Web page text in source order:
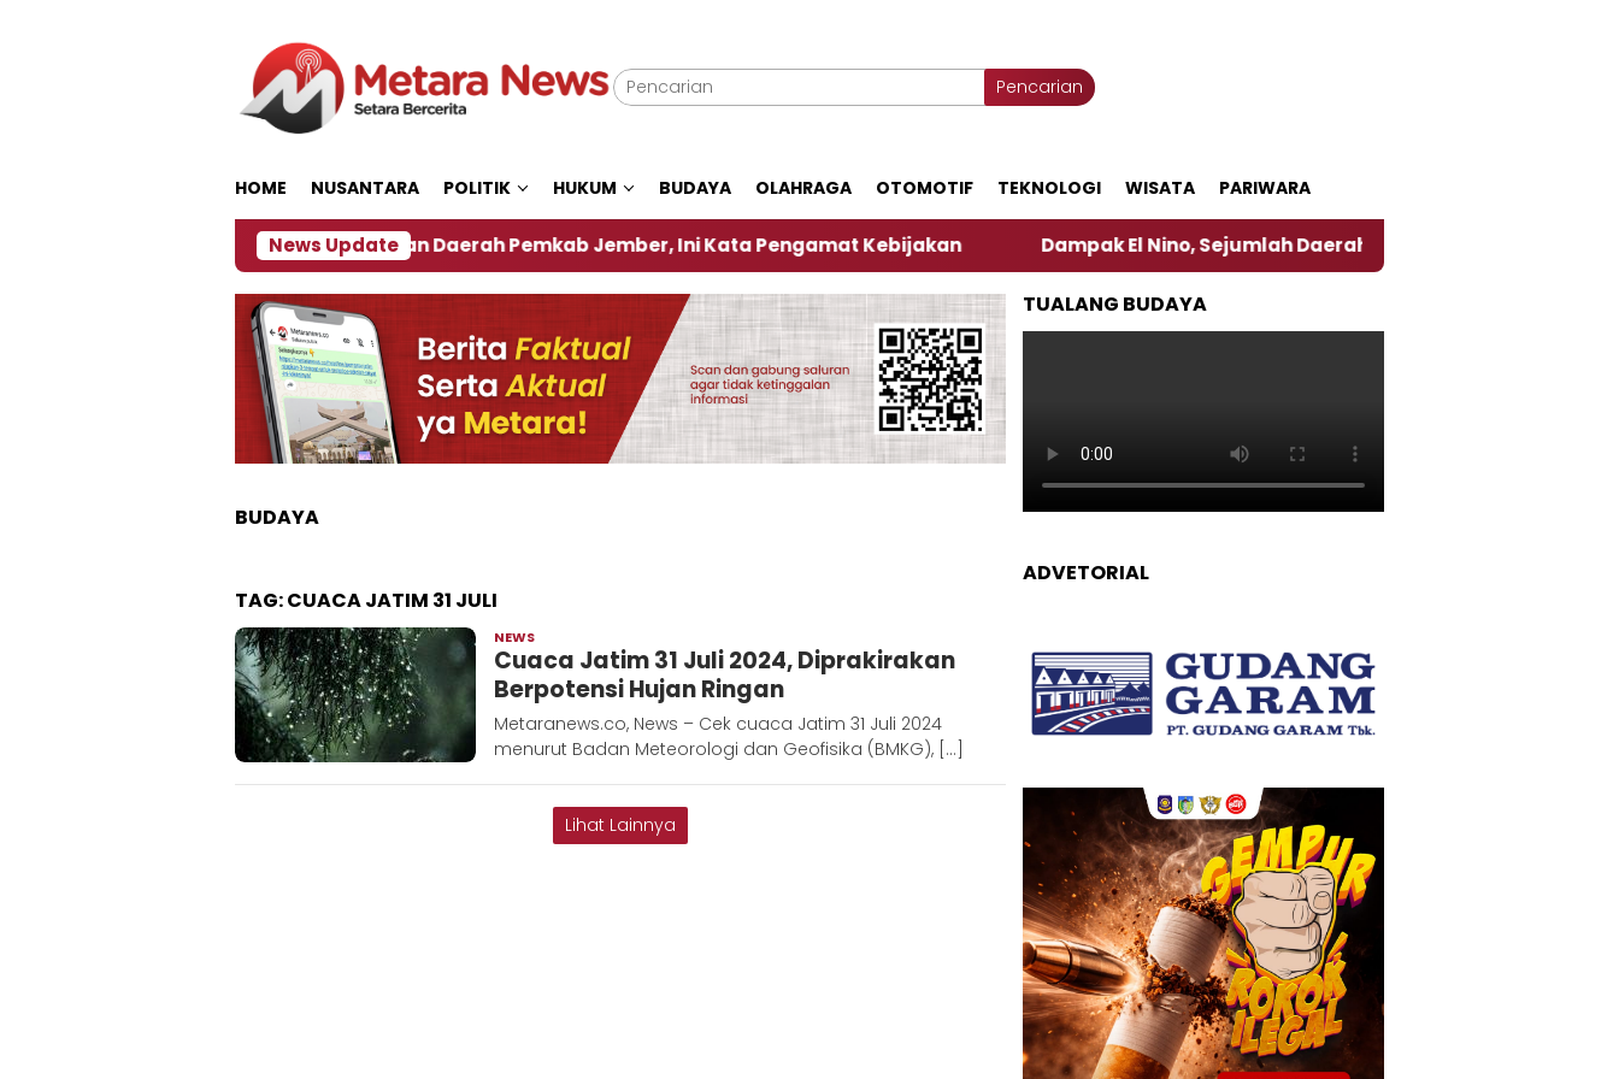
Pencarian
HOME NUSANTARA POLITIK HUKUM BUDAYA OLAHRAGA OTOMOTIF TEKNOLOGI WISATA PARIWARA
News Update
‎Soal Rencana Pinjaman Daerah Pemkab Jember, Ini Kata Pengamat Kebijakan ‎ Dampak El Nino, Sejumlah Daerah di Jember Alami Krisi Air
BUDAYA
TAG:CUACA JATIM 31 JULI
NEWS
D
Cuaca Jatim 31 Juli 2024, Diprakirakan
Berpotensi Hujan Ringan
Metaranews.co, News – Cek cuaca Jatim 31 Juli 2024
menurut Badan Meteorologi dan Geofisika (BMKG), […]
Lihat Lainnya
TUALANG BUDAYA
ADVETORIAL